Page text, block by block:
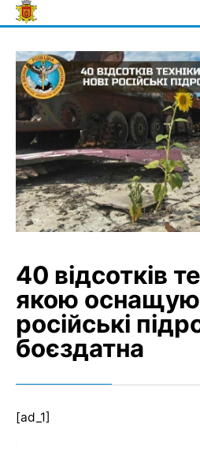
Skip
to
40 відсотків
якою
російські
боєздатна
[ad_1]